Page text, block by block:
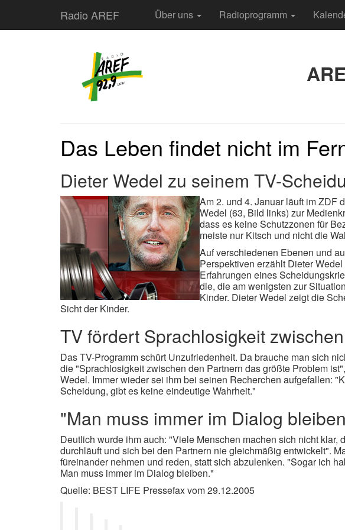
Radio AREF Über uns Radioprogramm
Das Leben findet nicht im
Dieter Wedel zu seinem TV-
Am 2. und 4. Januar läuft im ZDF
Wedel (63, Bild links) zur
dass es keine Schutzzonen für
meiste nur Kitsch und nicht die
Auf verschiedenen Ebenen und
Perspektiven erzählt Dieter
Erfahrungen eines
die, die am wenigsten zur
Kinder. Dieter Wedel zeigt die
Sicht der Kinder.
TV fördert Sprachlosigkeit
Das TV-Programm schürt Unzufriedenheit. Da brauche man sich
die "Sprachlosigkeit zwischen den Partnern das größte Problem
Wedel. Immer wieder sei ihm bei seinen Recherchen aufgefallen:
Scheidung, gibt es keine eindeutige Wahrheit."
"Man muss immer im Dialog
Deutlich wurde ihm auch: "Viele Menschen machen sich nicht klar,
durchläuft und sich bei den Partnern nie gleichmäßig entwickelt".
füreinander nehmen und reden, statt sich abzulenken. "Sogar ich
Man muss immer im Dialog bleiben."
Quelle: BEST LIFE Pressefax vom 29.12.2005